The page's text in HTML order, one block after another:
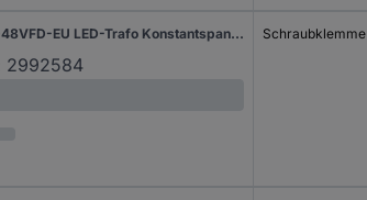
Self Electronics SLD150-48VFD-EU LED-Trafo Konstantspannung 150 W 3.125 A 48 V dimmbar 1 St.
2992584
Schraubklemme